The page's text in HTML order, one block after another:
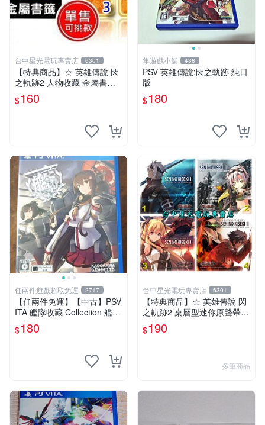
台中星光電玩專賣店 6301
【特典商品】☆ 英雄傳說 閃
之軌跡2 人物收藏 金屬書籤
☆【單張販售 可挑款】台中
星光電玩
$160
隼遊戲小舖 438
PSV 英雄傳說:閃之軌跡 純日
版
$180
任兩件遊戲超取免運 2717
【任兩件免運】【中古】PSV
ITA 艦隊收藏 Collection 艦隊
收藏 改 純日版
$180
台中星光電玩專賣店 6301
【特典商品】☆ 英雄傳說 閃
之軌跡2 桌曆型迷你原聲帶 C
D ☆全新品【現貨供應 可挑
款】台中星光電玩
$190
多筆商品